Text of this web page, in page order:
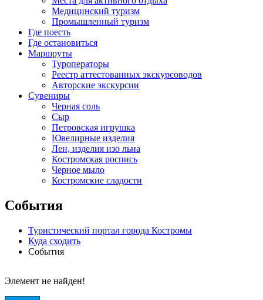
Медицинский туризм
Промышленный туризм
Где поесть
Где остановиться
Маршруты
Туроператоры
Реестр аттестованных экскурсоводов
Авторские экскурсии
Сувениры
Черная соль
Сыр
Петровская игрушка
Ювелирные изделия
Лен, изделия изо льна
Костромская роспись
Черное мыло
Костромские сладости
События
Туристический портал города Костромы
Куда сходить
События
Элемент не найден!